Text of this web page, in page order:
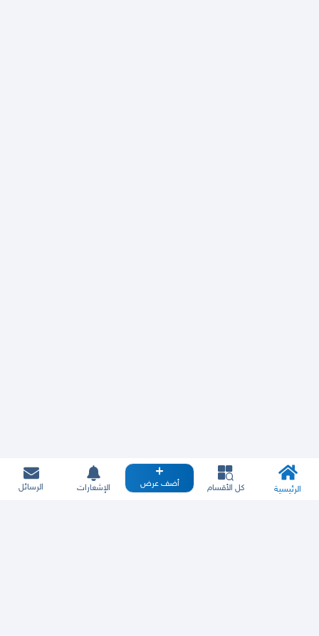
الرئيسية كل الأقسام أضف عرض الإشعارات الرسائل